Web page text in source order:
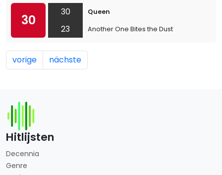
30
30
23
Queen
Another One Bites the Dust
vorige nächste
Hitlijsten
Decennia
Genre